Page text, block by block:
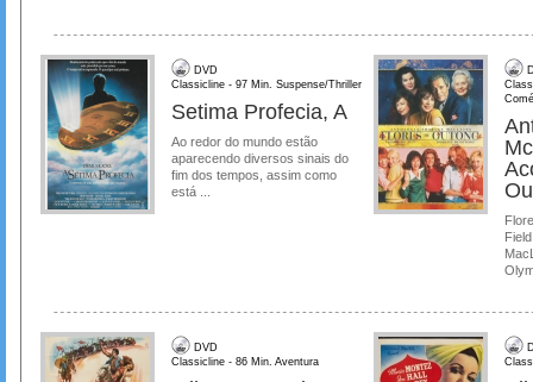
DVD
Classicline - 97 Min. Suspense/Thriller
Setima Profecia, A
Ao redor do mundo estão
aparecendo diversos sinais do
fim dos tempos, assim como
está ...
DVD
Classicline - 86 Min. Aventura